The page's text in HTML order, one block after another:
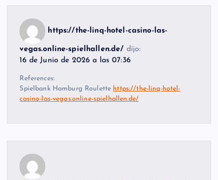
https://the-linq-hotel-casino-las-
vegas.online-spielhallen.de/ dijo:
16 de Junio de 2026 a las 07:36
References:
Spielbank Hamburg Roulette https://the-linq-hotel-
casino-las-vegas.online-spielhallen.de/